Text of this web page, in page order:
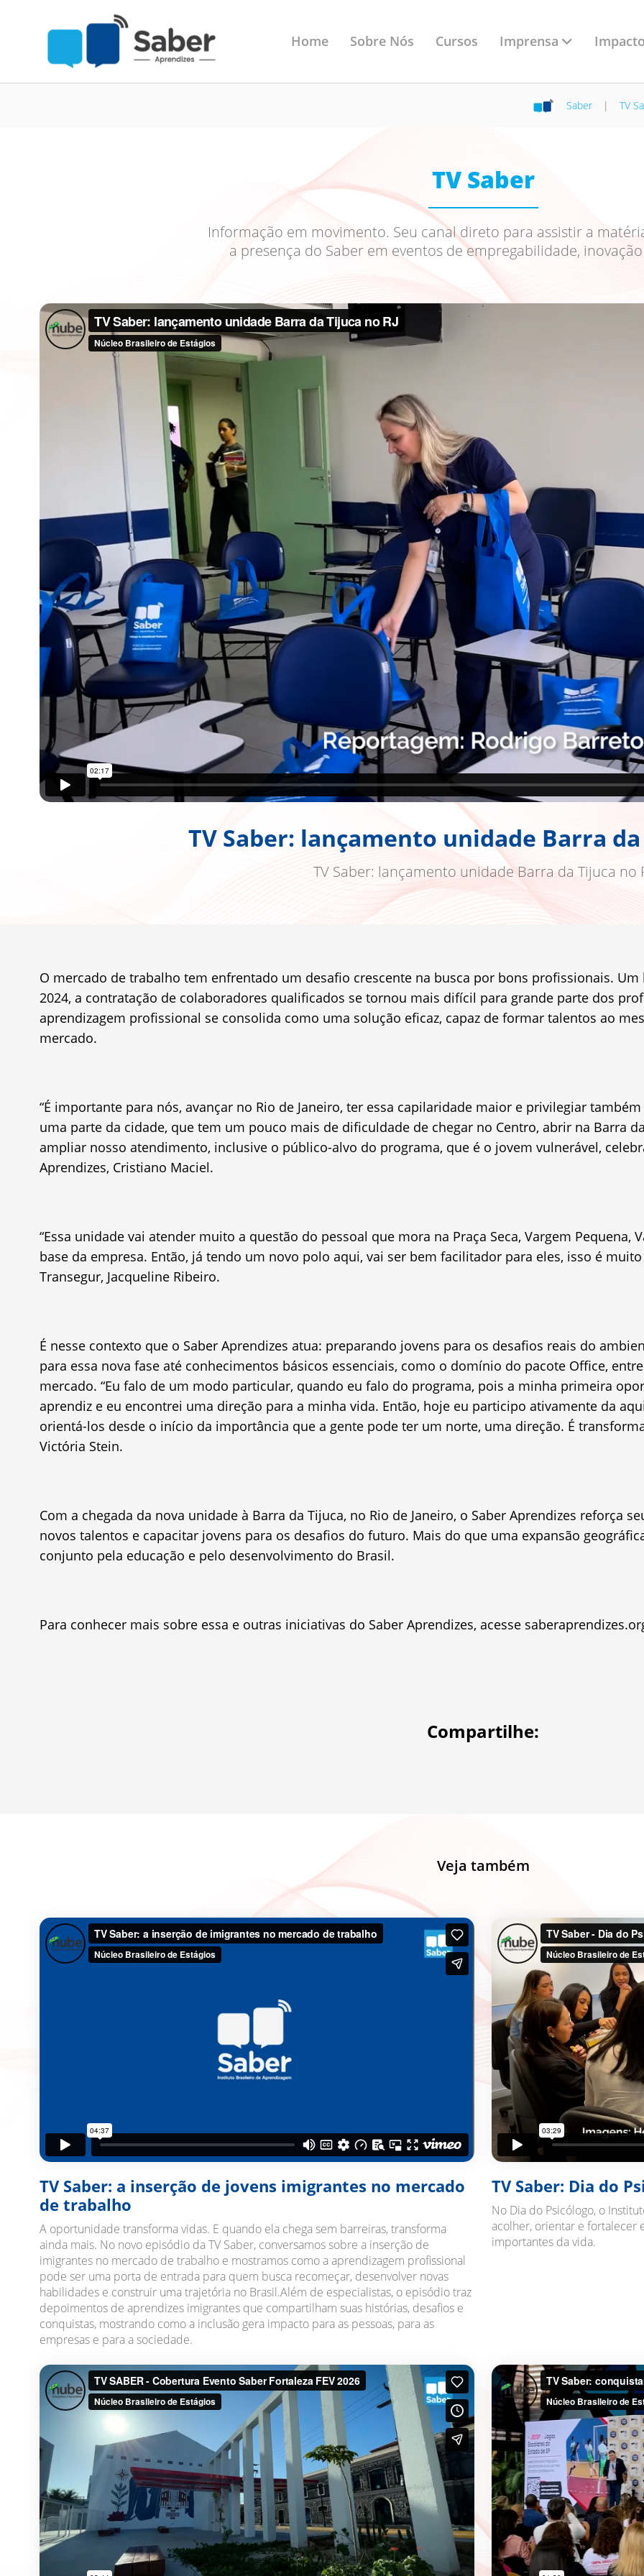
Home Sobre Nós Cursos Imprensa
Saber | TV
TV Saber
Informação em movimento. Seu canal direto para assistir a
a presença do Saber em eventos de empregabilidade,
TV Saber: lançamento unidade Barra da
TV Saber: lançamento unidade Barra da Tijuca no
O mercado de trabalho tem enfrentado um desafio crescente na busca por bons profissionais.
2024, a contratação de colaboradores qualificados se tornou mais difícil para grande parte dos
aprendizagem profissional se consolida como uma solução eficaz, capaz de formar talentos ao
mercado.
“É importante para nós, avançar no Rio de Janeiro, ter essa capilaridade maior e privilegiar
uma parte da cidade, que tem um pouco mais de dificuldade de chegar no Centro, abrir na Barra
ampliar nosso atendimento, inclusive o público-alvo do programa, que é o jovem vulnerável,
Aprendizes, Cristiano Maciel.
“Essa unidade vai atender muito a questão do pessoal que mora na Praça Seca, Vargem Pequena,
base da empresa. Então, já tendo um novo polo aqui, vai ser bem facilitador para eles, isso é
Transegur, Jacqueline Ribeiro.
É nesse contexto que o Saber Aprendizes atua: preparando jovens para os desafios reais do
para essa nova fase até conhecimentos básicos essenciais, como o domínio do pacote Office,
mercado. “Eu falo de um modo particular, quando eu falo do programa, pois a minha primeira
aprendiz e eu encontrei uma direção para a minha vida. Então, hoje eu participo ativamente da
orientá-los desde o início da importância que a gente pode ter um norte, uma direção. É
Victória Stein.
Com a chegada da nova unidade à Barra da Tijuca, no Rio de Janeiro, o Saber Aprendizes reforça
novos talentos e capacitar jovens para os desafios do futuro. Mais do que uma expansão
conjunto pela educação e pelo desenvolvimento do Brasil.
Para conhecer mais sobre essa e outras iniciativas do Saber Aprendizes, acesse
Compartilhe:
Veja também
TV Saber: a inserção de jovens imigrantes no mercado
de trabalho
A oportunidade transforma vidas. E quando ela chega sem barreiras, transforma
ainda mais. No novo episódio da TV Saber, conversamos sobre a inserção de
imigrantes no mercado de trabalho e mostramos como a aprendizagem profissional
pode ser uma porta de entrada para quem busca recomeçar, desenvolver novas
habilidades e construir uma trajetória no Brasil.Além de especialistas, o episódio traz
depoimentos de aprendizes imigrantes que compartilham suas histórias, desafios e
conquistas, mostrando como a inclusão gera impacto para as pessoas, para as
empresas e para a sociedade.
TV Saber: Dia do
No Dia do Psicólogo, o
acolher, orientar e fortalecer
importantes da vida.